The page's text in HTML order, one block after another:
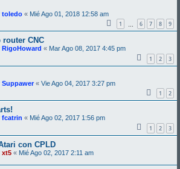
toledo « Mié Ago 01, 2018 12:58 am
1 6 7 8 9
router CNC
RigoHoward « Mar Ago 08, 2017 4:45 pm
1 2 3
Suppawer« Vie Ago 04, 2017 3:27 pm
1 2
fcatrin « Mié Ago 02, 2017 1:56 pm
1 2 3
con CPLD
xt5 « Mié Ago 02, 2017 2:11 am